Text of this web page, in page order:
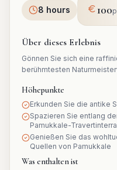
8 hours 100
Über dieses Erlebnis
Gönnen Sie sich eine
berühmtesten
Höhepunkte
Erkunden Sie die antike
Spazieren Sie entlang
Pamukkale-
Genießen Sie das
Quellen von Pamukkale
Was enthalten ist